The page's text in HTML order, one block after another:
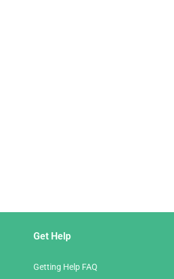
Get Help
Getting Help FAQ